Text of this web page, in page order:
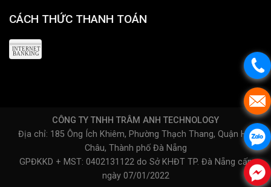
CÁCH THỨC THANH TOÁN
CÔNG TY TNHH TRÂM ANH TECHNOLOGY
Địa chỉ: 185 Ông Ích Khiêm, Phường Thạch Thang, Quận Hải
Châu, Thành phố Đà Nẵng
GPĐKKD + MST: 0402131122 do Sở KHĐT TP. Đà Nẵng cấp
ngày 07/01/2022